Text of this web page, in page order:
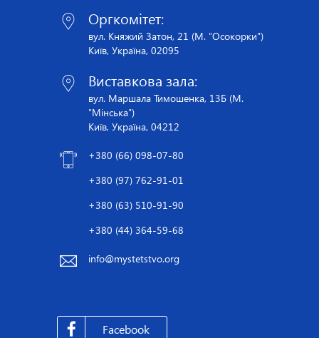
Оргкомітет:
вул. Княжий Затон, 21 (М. "Осокорки")
Київ, Україна, 02095
Виставкова зала:
вул. Маршала Тимошенка, 13Б (М.
"Мінська")
Київ, Україна, 04212
+380 (66) 098-07-80
+380 (97) 762-91-01
+380 (63) 510-91-90
+380 (44) 364-59-68
info@mystetstvo.org
Facebook